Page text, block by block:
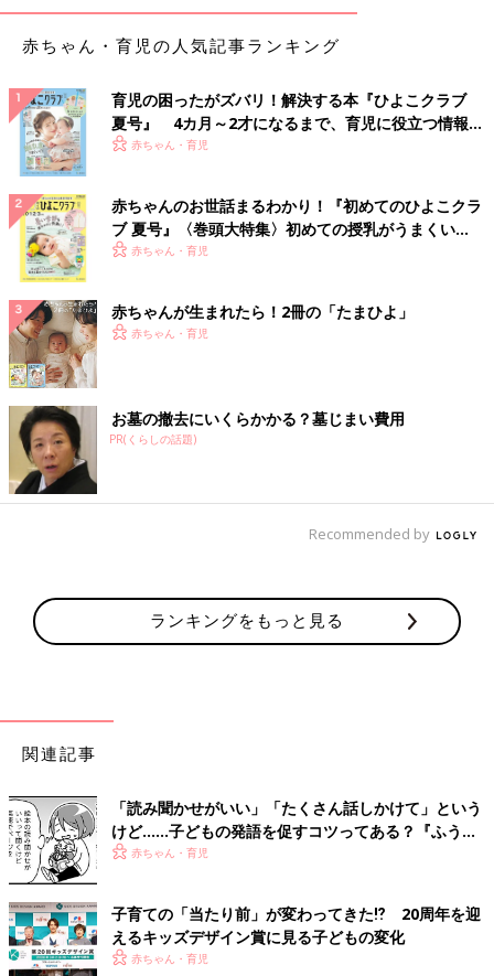
たくない」「子どもは1人でたくさん」と感じるようになってし
まう場合もあります。極端な言い方をすれば、『しつけの子育
て』が望んでいる子どもの姿は、『しつけの関わり』ではつくり
だすことが難しいという現実があります。
これから出産やお子さんが乳幼児期を迎える皆さんは、この子
育てのスタートの方向性に少しだけ「気づき」を持つことで、
「子育ては大変」「子どもは大変」という未来を変えることがで
きるでしょう。
...たった一つの大切なこと＜後編＞は5月11日更新予定です。
子育てアドバイザー
1974年生まれ。公立保育園勤務の後に退職し、現在は子
育てアドバイザーとして講演、執筆活動を行なっている。
の経験を生かした子育てブログ『保育士おとーちゃんの子
代の子育てを具体的に楽しいものにしていける方法を提案
る子育て」』『保育士おとーちゃんの「叱らなくていい子
育て」』(PHP研究所）がある。
「子育ては楽しめるようになるのが一番です。”できる
子”を目指すより、”かわいい子”を目指してみてください。
きっと子育てが楽しくなりますよ！」
赤ちゃん・育児の人気記事ランキング
育児の困ったがズバリ！解決する本『ひよこクラブ
夏号』 4カ月～2才になるまで、育児に役立つ情報が
いっぱい！
赤ちゃん・育児
赤ちゃんのお世話まるわかり！『初めてのひよこクラ
ブ 夏号』〈巻頭大特集〉初めての授乳がうまくい
く！ おっぱい・ミルクの基本と夏のトラブル 解決テ
赤ちゃん・育児
赤ちゃんが生まれたら！2冊の「たまひよ」
赤ちゃん・育児
お墓の撤去にいくらかかる？墓じまい費用
PR(くらしの話題)
Recommended by
ランキングをもっと見る
関連記事
「読み聞かせがいい」「たくさん話しかけて」という
けど……子どもの発語を促すコツってある？『ふうふ
う子育て ＃64』
赤ちゃん・育児
子育ての「当たり前」が変わってきた⁉ 20周年を迎
えるキッズデザイン賞に見る子どもの変化
赤ちゃん・育児